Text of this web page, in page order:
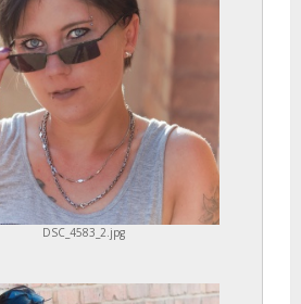
DSC_4583_2.jpg